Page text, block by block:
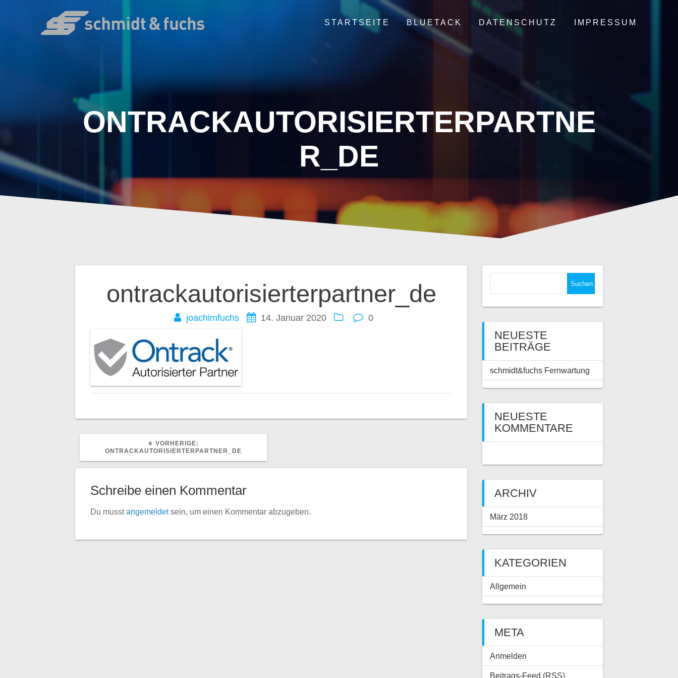
STARTSEITE BLUETACK DATENSCHUTZ IMPRESSUM
ONTRACKAUTORISIERTERPARTNE
R_DE
ontrackautorisierterpartner_de
joachimfuchs 14. Januar 2020 0
Beitragsnavigation
VORHERIGE:
BEITRAG:
ONTRACKAUTORISIERTERPARTNER_DE
Schreibe einen Kommentar
Du musstangemeldetsein, um einen Kommentar abzugeben.
NEUESTE
BEITRÄGE
schmidt&fuchs Fernwartung
NEUESTE
KOMMENTARE
ARCHIV
März 2018
KATEGORIEN
Allgemein
META
Anmelden
Beitrags-Feed (RSS)